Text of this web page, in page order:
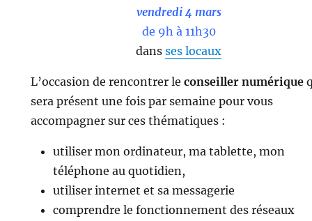
vendredi 4 mars
de 9h à 11h30
dansses locaux
L’occasion de rencontrer le conseiller numérique
sera présent une fois par semaine pour vous
accompagner sur ces thématiques :
utiliser mon ordinateur, ma tablette, mon
téléphone au quotidien,
utiliser internet et sa messagerie
comprendre le fonctionnement des réseaux